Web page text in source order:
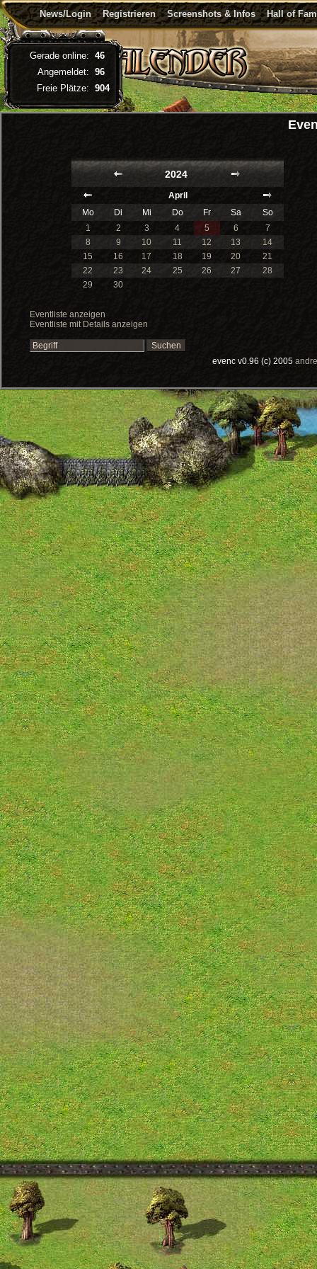
News/Login Registrieren Screenshots & Infos Hall of
2024
April
Mo
Di Mi Do Fr Sa
So
1
2 3 4 5 6
7
8
9 10 11 12 13
14
15
16 17 18 19 20
21
22
23 24 25 26 27
28
29
30
Eventliste anzeigen
Eventliste mit Details anzeigen
evenc v0.96 (c) 2005
Gerade online: 46
Angemeldet: 96
Freie Plätze: 904